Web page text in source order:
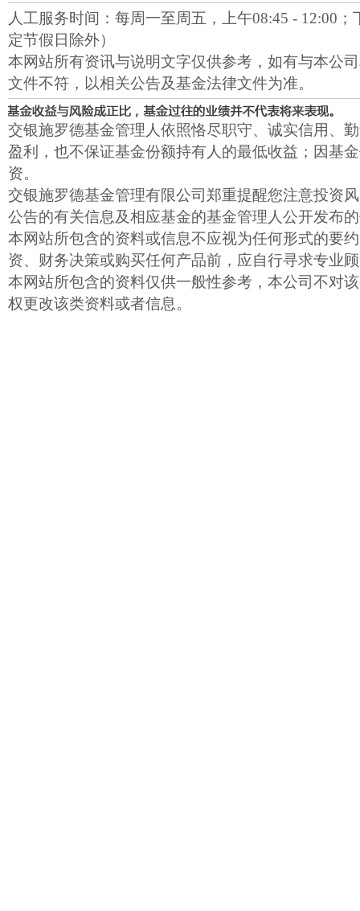
人工服务时间：每周一至周五，上午08:45 - 12:00；
定节假日除外）
本网站所有资讯与说明文字仅供参考，如有与本公
文件不符，以相关公告及基金法律文件为准。
交银施罗德基金管理人依照恪尽职守、诚实信用、
盈利，也不保证基金份额持有人的最低收益；因基
资。
交银施罗德基金管理有限公司郑重提醒您注意投资
公告的有关信息及相应基金的基金管理人公开发布
本网站所包含的资料或信息不应视为任何形式的要
资、财务决策或购买任何产品前，应自行寻求专业
本网站所包含的资料仅供一般性参考，本公司不对
权更改该类资料或者信息。